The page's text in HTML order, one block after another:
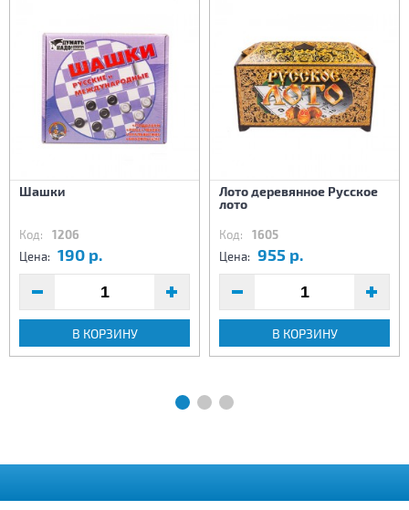
Шашки
Код: 1206
Цена: 190 р.
В КОРЗИНУ
Лото деревянное Русское
лото
Код: 1605
Цена: 955 р.
В КОРЗИНУ